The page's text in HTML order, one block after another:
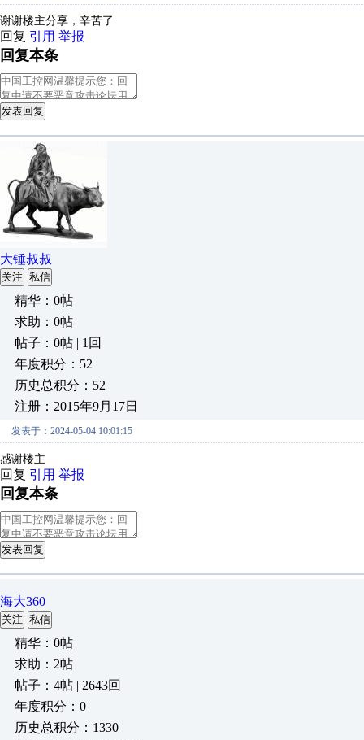
谢谢楼主分享，辛苦了
回复 引用 举报
回复本条
发表回复
大锤叔叔
关注 私信
精华：0帖
求助：0帖
帖子：0帖 | 1回
年度积分：52
历史总积分：52
注册：2015年9月17日
发表于：2024-05-04 10:01:15
感谢楼主
回复 引用 举报
回复本条
发表回复
海大360
关注 私信
精华：0帖
求助：2帖
帖子：4帖 | 2643回
年度积分：0
历史总积分：1330